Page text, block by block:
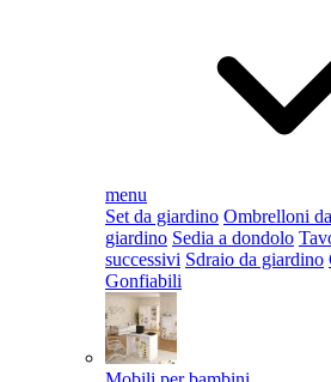
menu
Set da giardino Ombrelloni
giardino Sedia a dondolo
successivi Sdraio da giardino
Gonfiabili